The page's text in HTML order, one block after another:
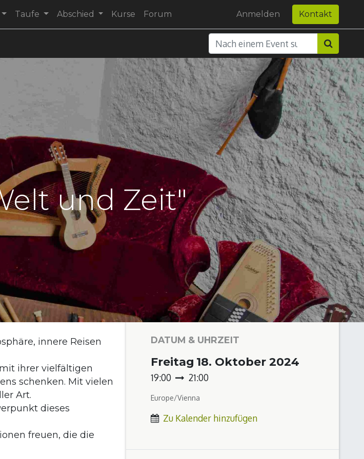
Taufe Abschied Kurse Forum Anmelden Kontakt
und Zeit"
innere Reisen
ihrer vielfältigen
schenken. Mit vielen
Art.
dieses
freuen, die die
DATUM & UHRZEIT
Freitag 18. Oktober 2024
19:00 21:00
Europe/Vienna
Zu Kalender hinzufügen